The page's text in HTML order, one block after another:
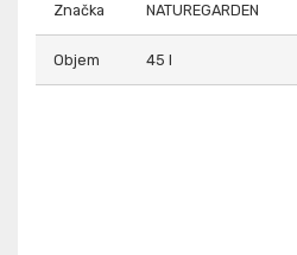
Značka NATUREGARDEN
Objem 45 l